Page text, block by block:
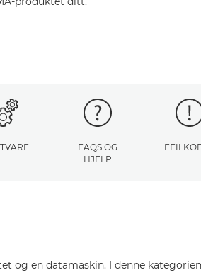
FAQS OG
HJELP
og en datamaskin. I denne